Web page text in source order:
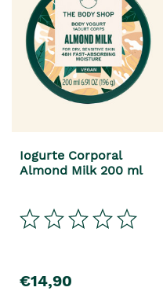
Iogurte Corporal
Almond Milk 200 ml
€14,90